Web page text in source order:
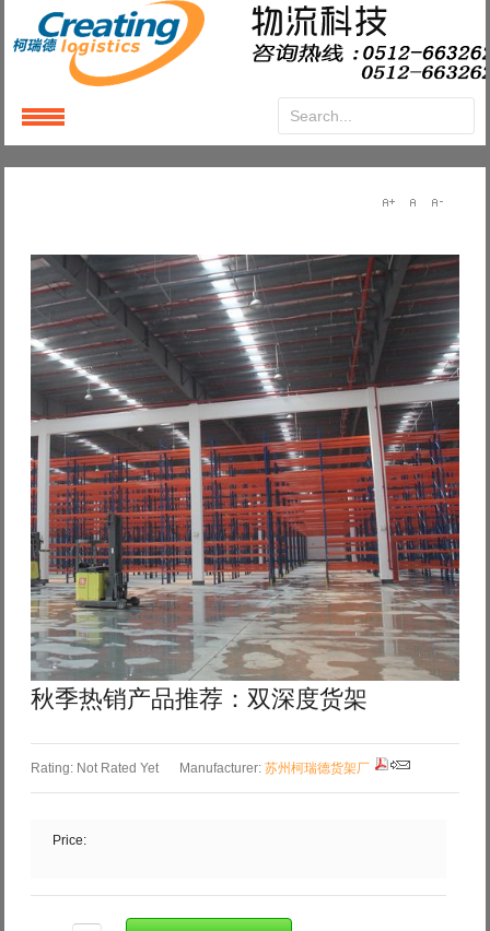
秋季热销产品推荐：双深度货架
Rating: Not Rated Yet Manufacturer: 苏州柯瑞德货架厂
Price:
LoginorRegister
Password
Remember Me
Log in with Facebook
Forgot your password?
Forgot your username?